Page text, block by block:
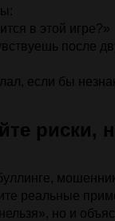
в этой игре?»
после
если бы
риски,
реальные
но и